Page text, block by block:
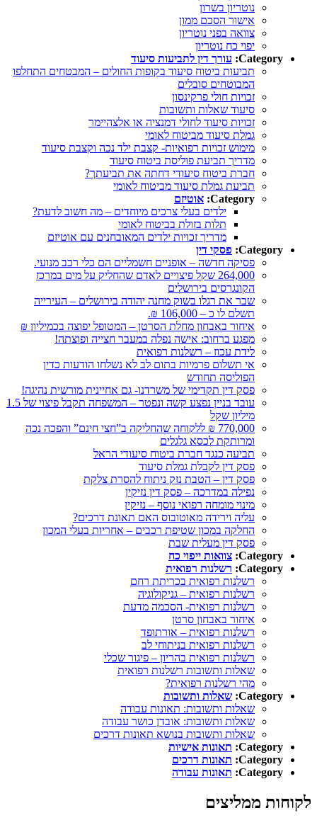
נוטריון בשרון
אישור הסכם ממון
צוואה בפני נוטריון
יפוי כח נוטריון
Category: עורך דין לתביעות סיעוד
תביעות ביטוח סיעוד בקופות החולים – המבטחים התחלפו
המבוטחים סובלים
זכויות חולי פרקינסון
סיעוד שאלות ותשובות
זכויות סיעוד לחולי דמנציה או אלצהיימר
גמלת סיעוד מביטוח לאומי
מימוש זכויות רפואיות- קצבת ילד נכה וקצבת סיעוד
מדריך תביעת פוליסת ביטוח סיעוד
חברת ביטוח סיעודי דחתה את תביעתך?
תביעת גמלת סיעוד מביטוח לאומי
Category: אוטיזם
ילדים בעלי צרכים מיוחדים – מה חשוב לדעת?
תלות בזולת בביטוח לאומי
מדריך זכויות ילדים המאובחנים עם אוטיזם
Category: פסקי דין
פסיקה חדשה – אופניים חשמליים הם כלי רכב מנועי.
264,000 שקל פיצויים לאדם שהחליק על מים במרכז
הקונגרסים בירושלים
שבר את רגלו בשוק מחנה יהודה בירושלים – העירייה
תשלם לו כ – 106,000 ₪.
איחור באבחון מחלת הסרטן – המטופל יפוצה בכמיליון ₪
מפגע ברחוב: אישה נפלה במעבר חצייה ופוצתה!
לידת עכוז – רשלנות רפואית
אי תשלום פרמיות בתום לב לא נשלחו הודעות כדין
הפוליסה תחודש
פסק דין תקדימי של משרדנו- גם אחיינית מורשית נהיגה!
עובד בניין נפצע קשה ונפטר – המשפחה תקבל פיצוי של 1.5
מיליון שקל
770,000 ₪ ללקוחה שהחליקה ב”חצי חינם” והפכה נכה
ומרותקת לכסא גלגלים
תביעה כנגד חברת ביטוח סיעודי הראל
פסק דין לקבלת גמלת סיעוד
פסק דין – הטבת נזק ניתוח להסרת צלקת
נפילה במדרכה – פסק דין נזיקין
מינוי מומחה רפואי נוסף – נזיקין
עליה וירידה מאוטובוס האם תאונת דרכים?
החלקה במכון שטיפת רכבים – אחריות בעלי המכון
פסק דין מעלית שבת
Category: צוואות ייפוי כח
Category: רשלנות רפואית
רשלנות רפואית בכריתת רחם
רשלנות רפואית – גניקולוגיה
רשלנות רפואית- הסכמה מדעת
איחור באבחון סרטן
רשלנות רפואית – אורתופד
רשלנות רפואית בניתוחי לב
רשלנות רפואית בהריון – פיגור שכלי
שאלות ותשובות רשלנות רפואית
מהי רשלנות רפואית?
Category: שאלות ותשובות
שאלות ותשובות: תאונות עבודה
שאלות ותשובות: אובדן כושר עבודה
שאלות ותשובות בנושא תאונות דרכים
Category: תאונות אישיות
Category: תאונות דרכים
Category: תאונות עבודה
לקוחות ממליצים